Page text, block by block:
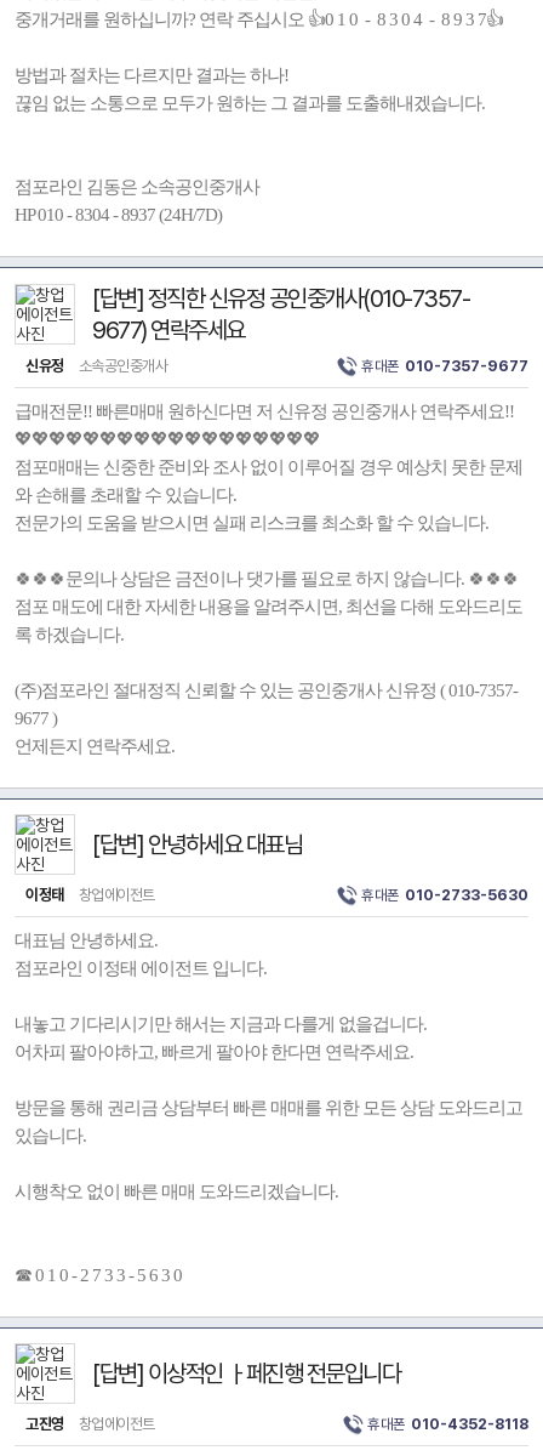
중개거래를 원하십니까? 연락 주십시오 👍0 1 0 - 8 3 0 4 - 8 9 3 7👍
방법과 절차는 다르지만 결과는 하나!
끊임 없는 소통으로 모두가 원하는 그 결과를 도출해내겠습니다.
점포라인 김동은 소속공인중개사
HP 010 - 8304 - 8937 (24H/7D)
[답변] 정직한 신유정 공인중개사(010-7357-
9677) 연락주세요
신유정 소속공인중개사 휴대폰 010-7357-9677
급매전문!! 빠른매매 원하신다면 저 신유정 공인중개사 연락주세요!!
💖💖💖💖💖💖💖💖💖💖💖💖💖💖💖💖💖💖
점포매매는 신중한 준비와 조사 없이 이루어질 경우 예상치 못한 문제
와 손해를 초래할 수 있습니다.
전문가의 도움을 받으시면 실패 리스크를 최소화 할 수 있습니다.
🍀🍀🍀문의나 상담은 금전이나 댓가를 필요로 하지 않습니다. 🍀🍀🍀
점포 매도에 대한 자세한 내용을 알려주시면, 최선을 다해 도와드리도
록 하겠습니다.
(주)점포라인 절대정직 신뢰할 수 있는 공인중개사 신유정 ( 010-7357-
9677 )
언제든지 연락주세요.
[답변] 안녕하세요 대표님
이정태 창업에이전트 휴대폰 010-2733-5630
대표님 안녕하세요.
점포라인 이정태 에이전트 입니다.
내놓고 기다리시기만 해서는 지금과 다를게 없을겁니다.
어차피 팔아야하고, 빠르게 팔아야 한다면 연락주세요.
방문을 통해 권리금 상담부터 빠른 매매를 위한 모든 상담 도와드리고
있습니다.
시행착오 없이 빠른 매매 도와드리겠습니다.
☎ 0 1 0 - 2 7 3 3 - 5 6 3 0
[답변] 이상적인 ㅏ페진행 전문입니다
고진영 창업에이전트 휴대폰 010-4352-8118